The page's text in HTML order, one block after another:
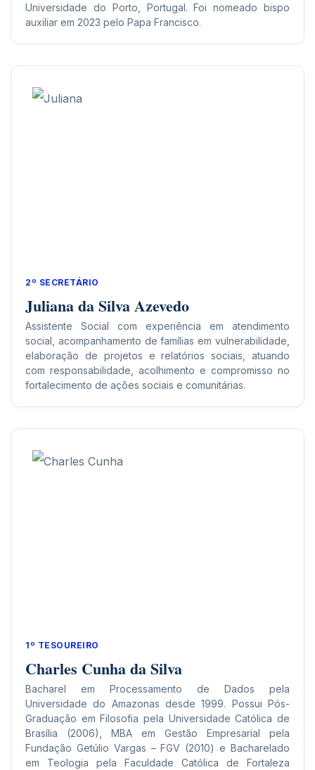
Universidade do Porto, Portugal. Foi nomeado bispo
auxiliar em 2023 pelo Papa Francisco.
2º SECRETÁRIO
Juliana da Silva Azevedo
Assistente Social com experiência em atendimento
social, acompanhamento de famílias em vulnerabilidade,
elaboração de projetos e relatórios sociais, atuando
com responsabilidade, acolhimento e compromisso no
fortalecimento de ações sociais e comunitárias.
1º TESOUREIRO
Charles Cunha da Silva
Bacharel em Processamento de Dados pela
Universidade do Amazonas desde 1999. Possui Pós-
Graduação em Filosofia pela Universidade Católica de
Brasília (2006), MBA em Gestão Empresarial pela
Fundação Getúlio Vargas – FGV (2010) e Bacharelado
em Teologia pela Faculdade Católica de Fortaleza